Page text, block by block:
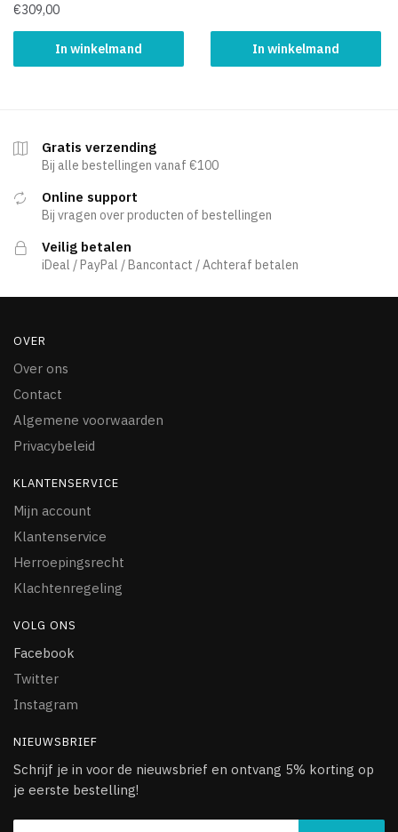
€309,00
In winkelmand In winkelmand
Gratis verzending
Bij alle bestellingen vanaf €100
Online support
Bij vragen over producten of bestellingen
Veilig betalen
iDeal / PayPal / Bancontact / Achteraf betalen
OVER
Over ons
Contact
Algemene voorwaarden
Privacybeleid
KLANTENSERVICE
Mijn account
Klantenservice
Herroepingsrecht
Klachtenregeling
VOLG ONS
Facebook
Twitter
Instagram
NIEUWSBRIEF
Schrijf je in voor de nieuwsbrief en ontvang 5% korting op
je eerste bestelling!